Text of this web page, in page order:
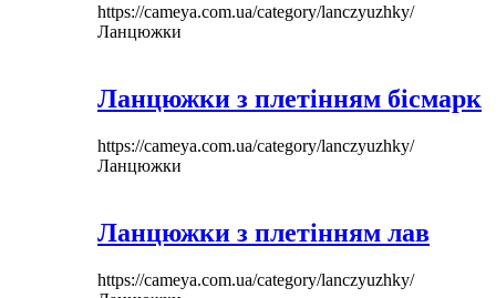
https://cameya.com.ua/category/lanczyuzhky/
Ланцюжки
Ланцюжки з плетінням бісмарк
https://cameya.com.ua/category/lanczyuzhky/
Ланцюжки
Ланцюжки з плетінням лав
https://cameya.com.ua/category/lanczyuzhky/